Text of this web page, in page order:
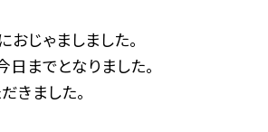
おじゃましました。
までとなりました。
きました。